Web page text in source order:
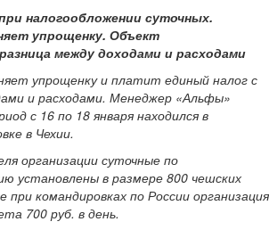
налогообложении суточных.
упрощенку. Объект
между доходами и расходами
упрощенку и платит единый налог с
и расходами. Менеджер «Альфы»
с 16 по 18 января находился в
в Чехии.
организации суточные по
установлены в размере 800 чешских
при командировках по России организация
700 руб. в день.